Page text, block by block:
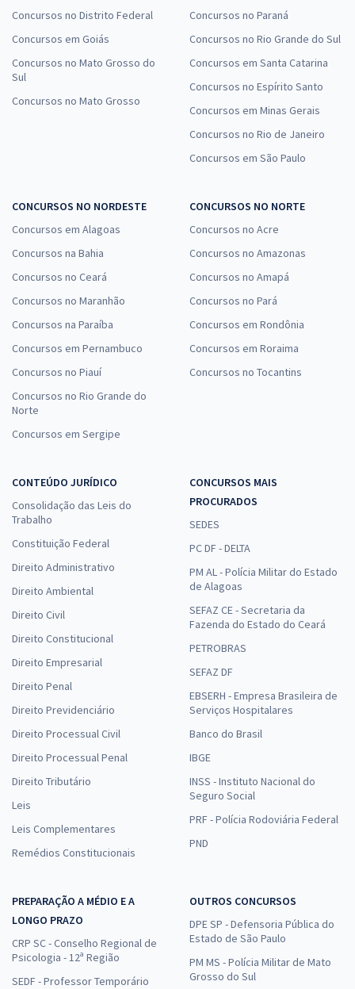
Concursos no Distrito Federal
Concursos em Goiás
Concursos no Mato Grosso do
Sul
Concursos no Mato Grosso
Concursos no Paraná
Concursos no Rio Grande do Sul
Concursos em Santa Catarina
Concursos no Espírito Santo
Concursos em Minas Gerais
Concursos no Rio de Janeiro
Concursos em São Paulo
CONCURSOS NO NORDESTE
Concursos em Alagoas
Concursos na Bahia
Concursos no Ceará
Concursos no Maranhão
Concursos na Paraíba
Concursos em Pernambuco
Concursos no Piauí
Concursos no Rio Grande do
Norte
Concursos em Sergipe
CONCURSOS NO NORTE
Concursos no Acre
Concursos no Amazonas
Concursos no Amapá
Concursos no Pará
Concursos em Rondônia
Concursos em Roraima
Concursos no Tocantins
CONTEÚDO JURÍDICO
Consolidação das Leis do
Trabalho
Constituição Federal
Direito Administrativo
Direito Ambiental
Direito Civil
Direito Constitucional
Direito Empresarial
Direito Penal
Direito Previdenciário
Direito Processual Civil
Direito Processual Penal
Direito Tributário
Leis
Leis Complementares
Remédios Constitucionais
CONCURSOS MAIS
PROCURADOS
SEDES
PC DF - DELTA
PM AL - Polícia Militar do Estado
de Alagoas
SEFAZ CE - Secretaria da
Fazenda do Estado do Ceará
PETROBRAS
SEFAZ DF
EBSERH - Empresa Brasileira de
Serviços Hospitalares
Banco do Brasil
IBGE
INSS - Instituto Nacional do
Seguro Social
PRF - Polícia Rodoviária Federal
PND
PREPARAÇÃO A MÉDIO E A
LONGO PRAZO
CRP SC - Conselho Regional de
Psicologia - 12ª Região
SEDF - Professor Temporário
OUTROS CONCURSOS
DPE SP - Defensoria Pública do
Estado de São Paulo
PM MS - Polícia Militar de Mato
Grosso do Sul